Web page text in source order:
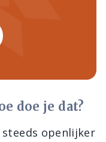
doe je dat?
openlijker